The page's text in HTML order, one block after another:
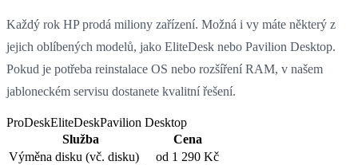
Každý rok HP prodá miliony zařízení. Možná i vy máte některý z
jejich oblíbených modelů, jako EliteDesk nebo Pavilion Desktop.
Pokud je potřeba reinstalace OS nebo rozšíření RAM, v našem
jabloneckém servisu dostanete kvalitní řešení.
ProDeskEliteDeskPavilion Desktop
Služba
Cena
Výměna disku (vč. disku)
od 1 290 Kč